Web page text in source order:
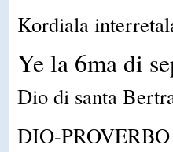
Kordiala
Ye la 6ma di
Dio di santa
DIO-